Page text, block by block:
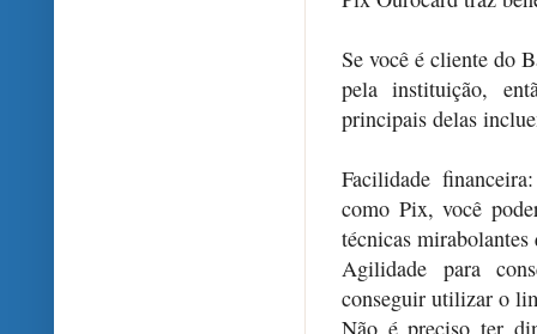
Se você é cliente do
pela instituição,
principais delas
Facilidade
como Pix, você
técnicas
Agilidade para
conseguir utilizar o